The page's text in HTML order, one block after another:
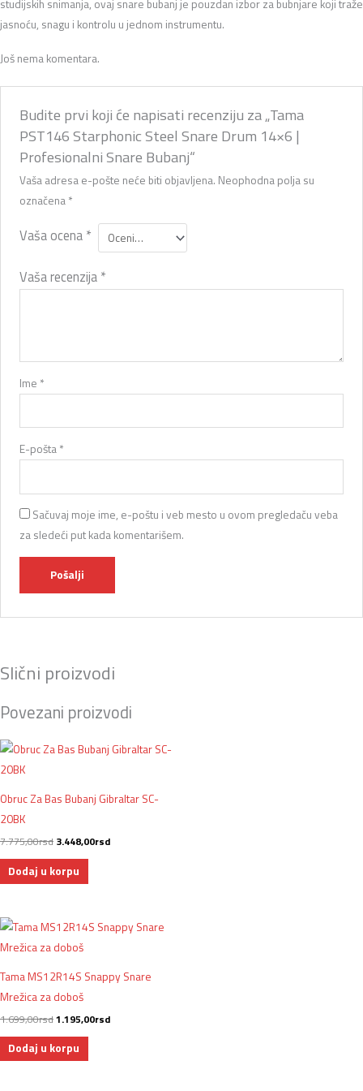
studijskih snimanja, ovaj snare bubanj je pouzdan izbor za bubnjare koji traže
jasnoću, snagu i kontrolu u jednom instrumentu.
Još nema komentara.
Budite prvi koji će napisati recenziju za „Tama
PST146 Starphonic Steel Snare Drum 14×6 |
Profesionalni Snare Bubanj“
Vaša adresa e-pošte neće biti objavljena. Neophodna polja su
označena *
Vaša ocena *
Vaša recenzija *
Ime *
E-pošta *
Sačuvaj moje ime, e-poštu i veb mesto u ovom pregledaču veba
za sledeći put kada komentarišem.
Slični proizvodi
Povezani proizvodi
Obruc Za Bas Bubanj Gibraltar SC-
20BK
7.775,00rsd 3.448,00rsd
Dodaj u korpu
Tama MS12R14S Snappy Snare
Mrežica za doboš
1.699,00rsd1.195,00rsd
Dodaj u korpu